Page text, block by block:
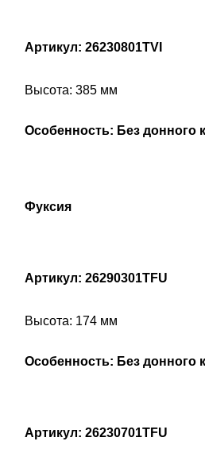
Артикул: 26230801TVI
Высота: 385 мм
Особенность: Без донного
Фуксия
Артикул: 26290301TFU
Высота: 174 мм
Особенность: Без донного
Артикул: 26230701TFU